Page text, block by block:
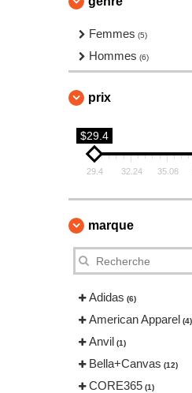
Femmes (5)
Hommes (6)
prix
$29.4
29.4 32.24 35.08
marque
Adidas (6)
American Apparel (4)
Anvil (1)
Bella+Canvas (12)
CORE365 (1)